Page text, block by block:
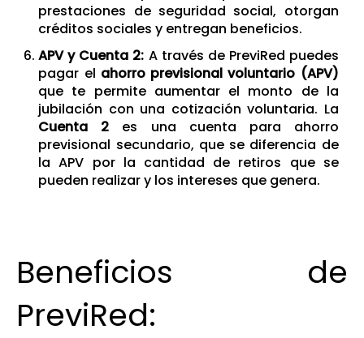
prestaciones de seguridad social, otorgan
créditos sociales y entregan beneficios.
APV y Cuenta 2: A través de PreviRed puedes
pagar el ahorro previsional voluntario (APV)
que te permite aumentar el monto de la
jubilación con una cotización voluntaria. La
Cuenta 2 es una cuenta para ahorro
previsional secundario, que se diferencia de
la APV por la cantidad de retiros que se
pueden realizar y los intereses que genera.
Beneficios de
PreviRed: